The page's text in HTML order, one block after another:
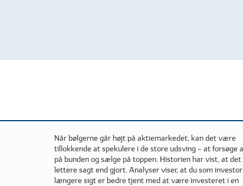
Når bølgerne går højt på aktiemarkedet, kan det være
tillokkende at spekulere i de store udsving – at forsøge
på bunden og sælge på toppen. Historien har vist, at det
lettere sagt end gjort. Analyser viser, at du som investor
længere sigt er bedre tjent med at være investeret i en